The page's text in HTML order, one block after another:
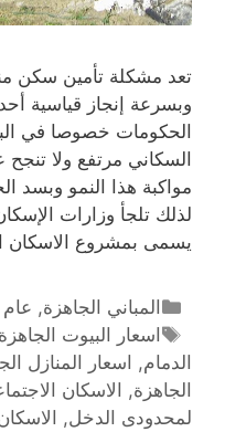
تعد مشكلة تأمين سكن
وبسرعة إنجاز قياسية
الحكومات خصوصا في
السكاني مرتفع ولا تنجح
مواكبة هذا النمو وبسد
لذلك تلجأ وزارات
يسمى بمشروع الاسكان
المباني الجاهزة, عام
اسعار البيوت الجاهزة
الدمام, اسعار المنازل
الجاهزة, الاسكان
لمحدودى الدخل ,